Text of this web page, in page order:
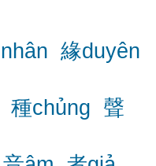
緣duyên
種chủng 聲